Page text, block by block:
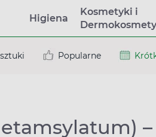
Higiena
Kosmetyki i
Popularne